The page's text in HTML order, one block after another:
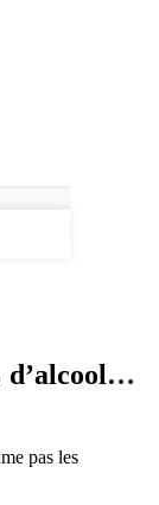
d’alcool…
pas les